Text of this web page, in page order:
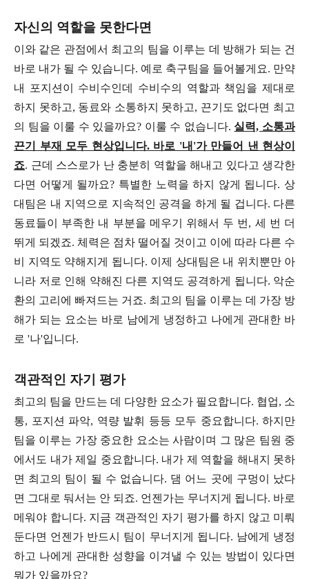
자신의 역할을 못한다면
이와 같은 관점에서 최고의 팀을 이루는 데 방해가 되는 건
바로 내가 될 수 있습니다. 예로 축구팀을 들어볼게요. 만약
내 포지션이 수비수인데 수비수의 역할과 책임을 제대로
하지 못하고, 동료와 소통하지 못하고, 끈기도 없다면 최고
의 팀을 이룰 수 있을까요? 이룰 수 없습니다. 실력, 소통과
끈기 부재 모두 현상입니다. 바로 '내'가 만들어 낸 현상이
죠. 근데 스스로가 난 충분히 역할을 해내고 있다고 생각한
다면 어떻게 될까요? 특별한 노력을 하지 않게 됩니다. 상
대팀은 내 지역으로 지속적인 공격을 하게 될 겁니다. 다른
동료들이 부족한 내 부분을 메우기 위해서 두 번, 세 번 더
뛰게 되겠죠. 체력은 점차 떨어질 것이고 이에 따라 다른 수
비 지역도 약해지게 됩니다. 이제 상대팀은 내 위치뿐만 아
니라 저로 인해 약해진 다른 지역도 공격하게 됩니다. 악순
환의 고리에 빠져드는 거죠. 최고의 팀을 이루는 데 가장 방
해가 되는 요소는 바로 남에게 냉정하고 나에게 관대한 바
로 '나'입니다.
객관적인 자기 평가
최고의 팀을 만드는 데 다양한 요소가 필요합니다. 협업, 소
통, 포지션 파악, 역량 발휘 등등 모두 중요합니다. 하지만
팀을 이루는 가장 중요한 요소는 사람이며 그 많은 팀원 중
에서도 내가 제일 중요합니다. 내가 제 역할을 해내지 못하
면 최고의 팀이 될 수 없습니다. 댐 어느 곳에 구멍이 났다
면 그대로 둬서는 안 되죠. 언젠가는 무너지게 됩니다. 바로
메워야 합니다. 지금 객관적인 자기 평가를 하지 않고 미뤄
둔다면 언젠가 반드시 팀이 무너지게 됩니다. 남에게 냉정
하고 나에게 관대한 성향을 이겨낼 수 있는 방법이 있다면
뭐가 있을까요?